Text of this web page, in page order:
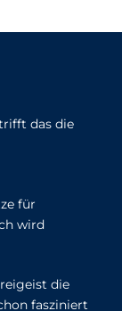
das die
für
wird
die
fasziniert